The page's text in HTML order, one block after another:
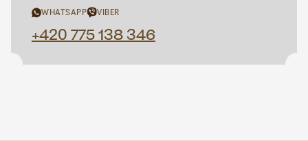
WHATSAPP VIBER
+420 775 138 346